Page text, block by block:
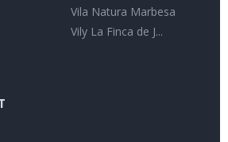
Vila Natura Marbesa
Vily La Finca de J...